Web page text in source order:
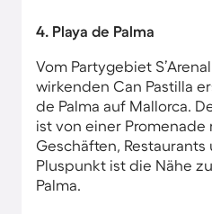
4. Playa de Palma
Vom Partygebiet
wirkenden Can Pastilla
de Palma auf Mallorca.
ist von einer Promenade
Geschäften, Restaurants
Pluspunkt ist die Nähe
Palma.